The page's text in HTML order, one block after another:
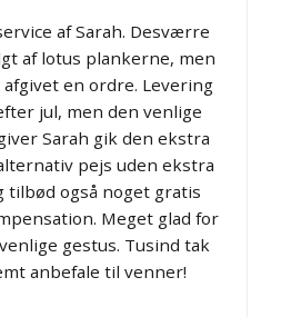
af Sarah. Desværre
af lotus plankerne, men
en ordre. Levering
jul, men den venlige
Sarah gik den ekstra
pejs uden ekstra
tilbød også noget gratis
Meget glad for
gestus. Tusind tak
anbefale til venner!